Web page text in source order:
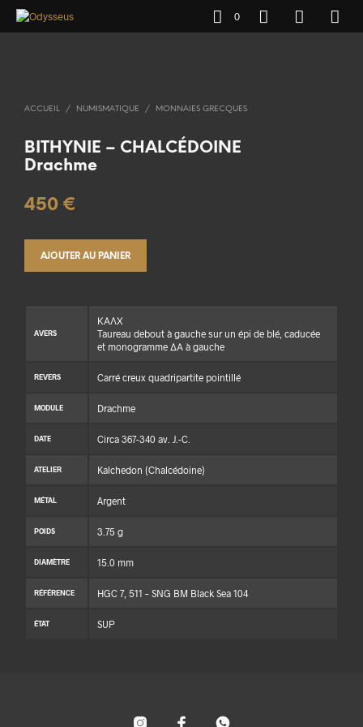
0
ACCUEIL / NUMISMATIQUE / MONNAIES GRECQUES
BITHYNIE – CHALCÉDOINE
Drachme
450 €
AJOUTER AU PANIER
AVERS
ΚΑΛΧ
Taureau debout à gauche sur un épi de blé, caducée
et monogramme ΔΑ à gauche
REVERS Carré creux quadripartite pointillé
MODULE Drachme
DATE Circa 367-340 av. J.-C.
ATELIER Kalchedon (Chalcédoine)
MÉTAL Argent
POIDS 3.75 g
DIAMÈTRE 15.0 mm
RÉFÉRENCE HGC 7, 511 – SNG BM Black Sea 104
ÉTAT SUP